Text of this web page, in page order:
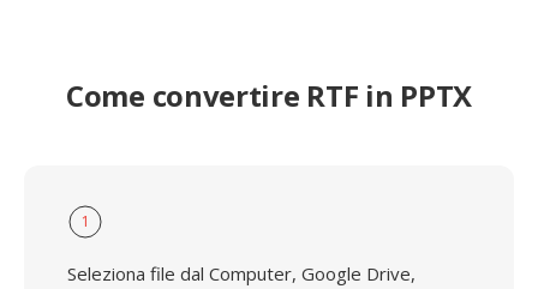
Come convertire RTF in PPTX
1
Seleziona file dal Computer, Google Drive,